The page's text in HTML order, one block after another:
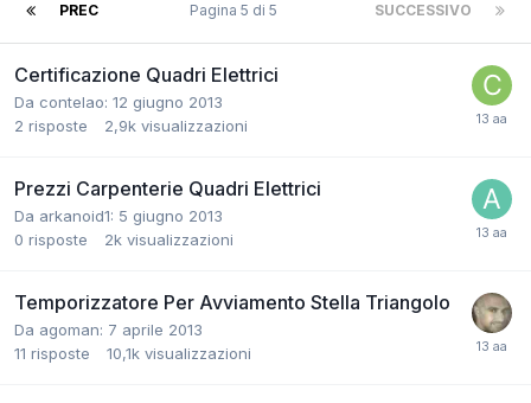
PREC SUCCESSIVO
Pagina 5 di 5
Certificazione Quadri Elettrici
Da contelao: 12 giugno 2013
2 risposte 2,9k visualizzazioni
Prezzi Carpenterie Quadri Elettrici
Da arkanoid1: 5 giugno 2013
0 risposte 2k visualizzazioni
Temporizzatore Per Avviamento Stella Triangolo
Da agoman: 7 aprile 2013
11 risposte 10,1k visualizzazioni